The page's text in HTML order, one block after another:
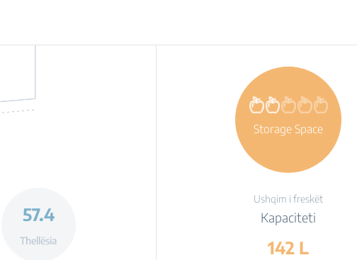
57.4
Thellësia
Storage Space
Ushqim i freskët
Kapaciteti
142 L